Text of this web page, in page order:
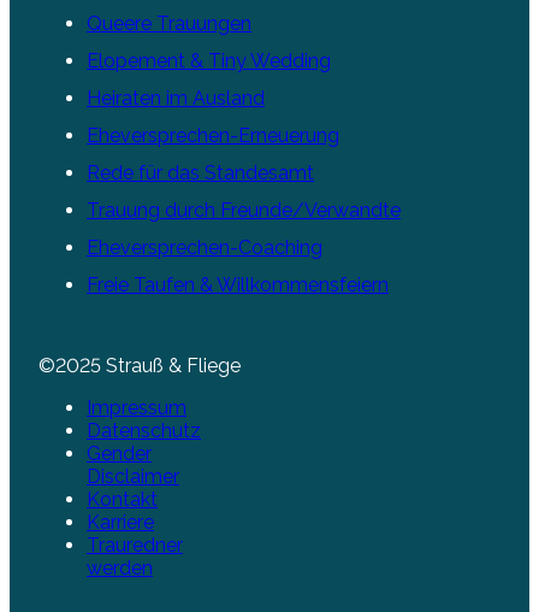
Queere Trauungen
Elopement & Tiny Wedding
Heiraten im Ausland
Eheversprechen-Erneuerung
Rede für das Standesamt
Trauung durch Freunde/Verwandte
Eheversprechen-Coaching
Freie Taufen & Willkommensfeiern
©2025 Strauß & Fliege
Impressum
Datenschutz
Gender
Disclaimer
Kontakt
Karriere
Trauredner
werden